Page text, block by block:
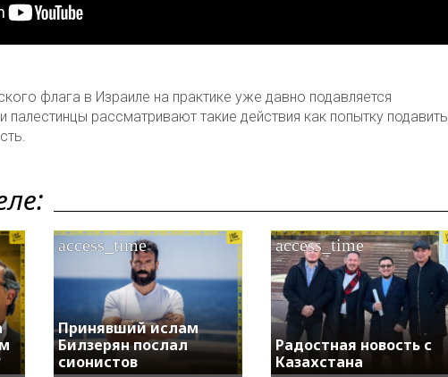
флага в Израиле на практике уже давно подавляется
палестинцы рассматривают такие действия как попытку подавить
Принявший ислам
Билзерян послал
сионистов
access_time
Радостная новость с
Казахстана
access_time